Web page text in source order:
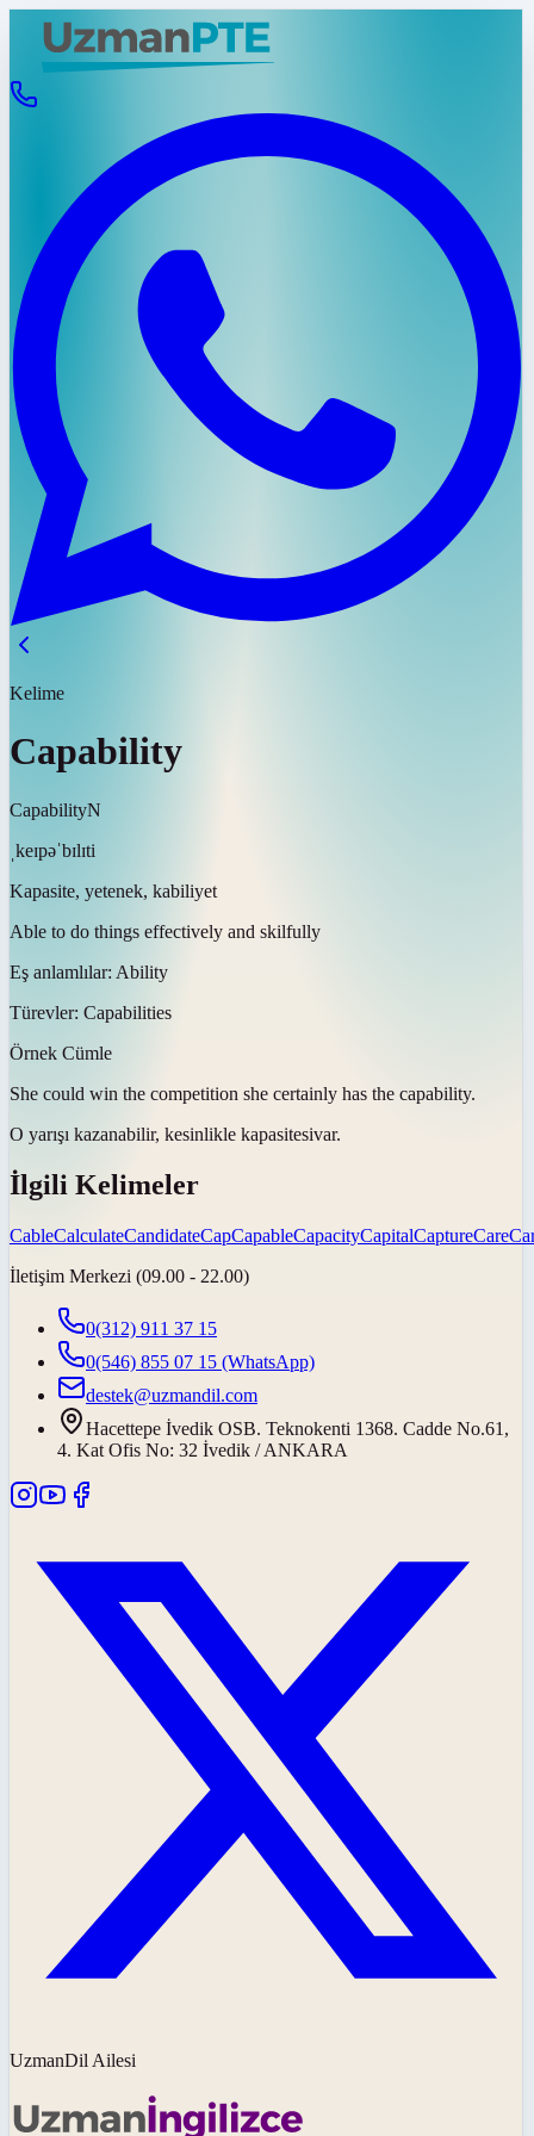
Kelime
Capability
CapabilityN
ˌkeɪpəˈbɪlɪti
Kapasite, yetenek, kabiliyet
Able to do things effectively and skilfully
Eş anlamlılar: Ability
Türevler: Capabilities
Örnek Cümle
She could win the competition she certainly has the capability.
O yarışı kazanabilir, kesinlikle kapasitesivar.
İlgili Kelimeler
CableCalculateCandidateCapCapableCapacityCapitalCaptureCare
İletişim Merkezi (09.00 - 22.00)
0(312) 911 37 15
0(546) 855 07 15 (WhatsApp)
destek@uzmandil.com
Hacettepe İvedik OSB. Teknokenti 1368. Cadde No.61,
4. Kat Ofis No: 32 İvedik / ANKARA
UzmanDil Ailesi